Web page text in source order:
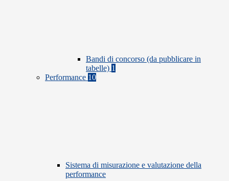
Bandi di concorso (da pubblicare in
tabelle) 1
Performance 10
Sistema di misurazione e valutazione della
performance